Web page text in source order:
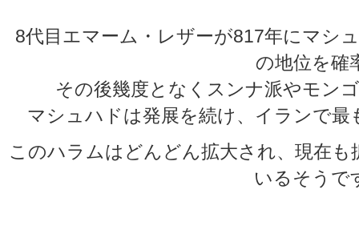
8代目エマーム・レザーが817年にマシ
の地位を確
その後幾度となくスンナ派やモン
マシュハドは発展を続け、イランで
このハラムはどんどん拡大され、現在
いるそうで